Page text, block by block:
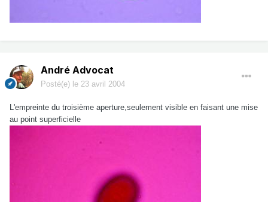
André Advocat
Posté(e) le 23 avril 2004
L'empreinte du troisième aperture,seulement visible en faisant une mise
au point superficielle